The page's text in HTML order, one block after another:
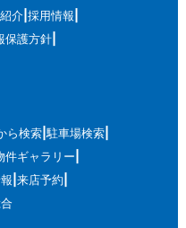
介 採用情報
保護方針
ら検索 駐車場検索
件ギャラリー
来店予約